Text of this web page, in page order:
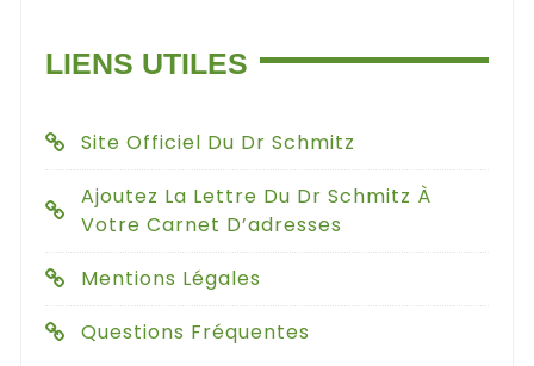
LIENS UTILES
Site Officiel Du Dr Schmitz
Ajoutez La Lettre Du Dr Schmitz À
Votre Carnet D’adresses
Mentions Légales
Questions Fréquentes